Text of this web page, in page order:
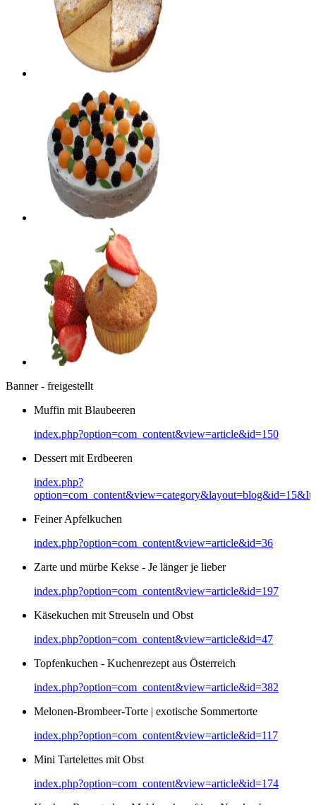
Banner - freigestellt
Muffin mit Blaubeeren
index.php?option=com_content&view=article&id=150
Dessert mit Erdbeeren
index.php?
Feiner Apfelkuchen
index.php?option=com_content&view=article&id=36
Zarte und mürbe Kekse - Je länger je lieber
index.php?option=com_content&view=article&id=197
Käsekuchen mit Streuseln und Obst
index.php?option=com_content&view=article&id=47
Topfenkuchen - Kuchenrezept aus Österreich
index.php?option=com_content&view=article&id=382
Melonen-Brombeer-Torte | exotische Sommertorte
index.php?option=com_content&view=article&id=117
Mini Tartelettes mit Obst
index.php?option=com_content&view=article&id=174